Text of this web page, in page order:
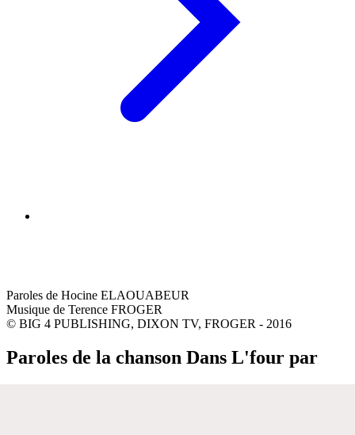
Paroles de Hocine ELAOUABEUR
Musique de Terence FROGER
© BIG 4 PUBLISHING, DIXON TV, FROGER - 2016
Paroles de la chanson Dans L'four par